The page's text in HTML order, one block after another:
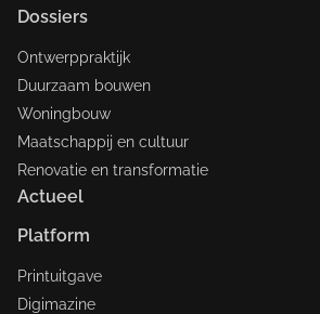
Dossiers
Ontwerppraktijk
Duurzaam bouwen
Woningbouw
Maatschappij en cultuur
Renovatie en transformatie
Actueel
Platform
Printuitgave
Digimazine